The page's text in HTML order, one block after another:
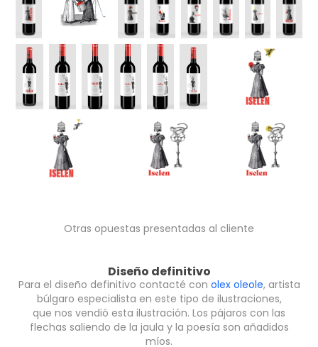
Otras opuestas presentadas al cliente
Diseño definitivo
Para el diseño definitivo contacté con olex oleole, artista
búlgaro especialista en este tipo de ilustraciones,
que nos vendió esta ilustración. Los pájaros con las
flechas saliendo de la jaula y la poesía son añadidos
míos.